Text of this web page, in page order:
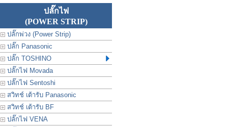
ปลั๊กไฟ
(POWER STRIP)
ปลั๊กพ่วง (Power Strip)
ปลั๊ก Panasonic
ปลั๊ก TOSHINO
ปลั๊กไฟ Movada
ปลั๊กไฟ Sentoshi
สวิทช์ เต้ารับ Panasonic
สวิทช์ เต้ารับ BF
ปลั๊กไฟ VENA